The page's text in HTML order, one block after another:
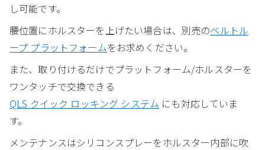
し可能です。
腰位置にホルスターを上げたい場合は、別売のベルトル
ープ プラットフォームをお求めください。
また、取り付けるだけでプラットフォーム/ホルスターを
ワンタッチで交換できる
QLS クイック ロッキング システム にも対応していま
す。
メンテナンスはシリコンスプレーをホルスター内部に吹